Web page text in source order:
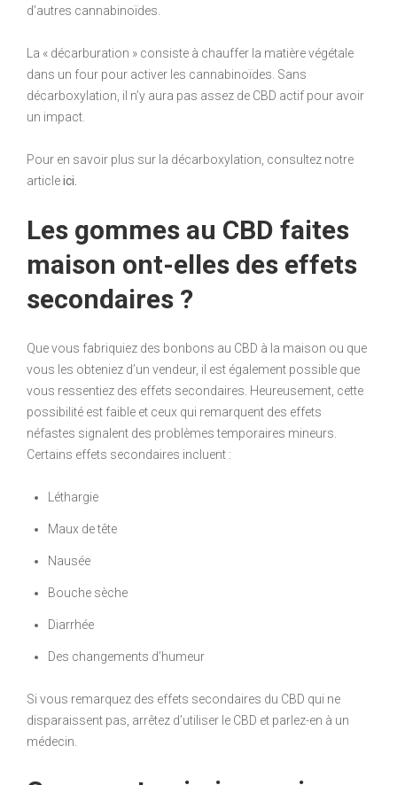
d’autres cannabinoïdes.
La « décarburation » consiste à chauffer la matière végétale
dans un four pour activer les cannabinoïdes. Sans
décarboxylation, il n’y aura pas assez de CBD actif pour avoir
un impact.
Pour en savoir plus sur la décarboxylation, consultez notre
articleici.
Les gommes au CBD faites
maison ont-elles des effets
secondaires ?
Que vous fabriquiez des bonbons au CBD à la maison ou que
vous les obteniez d’un vendeur, il est également possible que
vous ressentiez des effets secondaires. Heureusement, cette
possibilité est faible et ceux qui remarquent des effets
néfastes signalent des problèmes temporaires mineurs.
Certains effets secondaires incluent :
Léthargie
Maux de tête
Nausée
Bouche sèche
Diarrhée
Des changements d’humeur
Si vous remarquez des effets secondaires du CBD qui ne
disparaissent pas, arrêtez d’utiliser le CBD et parlez-en à un
médecin.